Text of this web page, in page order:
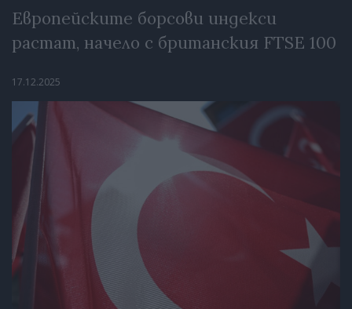
Европейските борсови индекси
растат, начело с британския FTSE 100
17.12.2025